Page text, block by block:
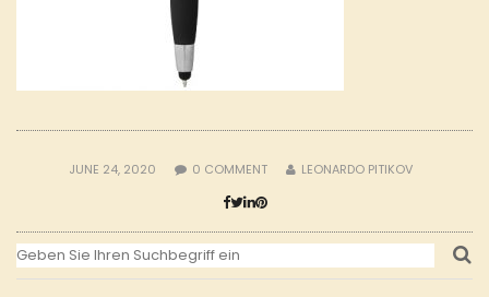
JUNE 24, 2020 0 COMMENT LEONARDO PITIKOV